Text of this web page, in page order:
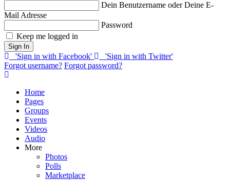
Dein Benutzername oder Deine E-
Mail Adresse
Password
Keep me logged in
Sign In
'Sign in with Facebook'
'Sign in with Twitter'
Forgot username? Forgot password?
Home
Pages
Groups
Events
Videos
Audio
More
Photos
Polls
Marketplace